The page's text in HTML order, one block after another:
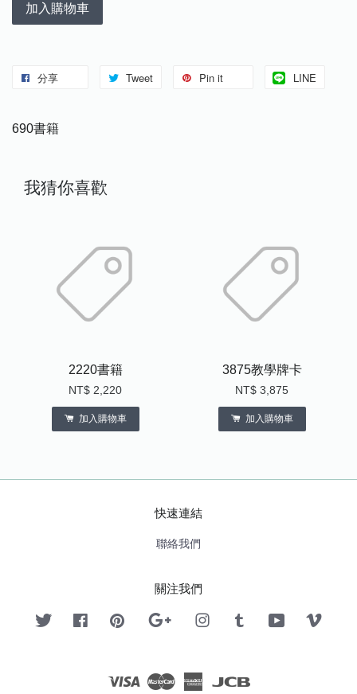
加入購物車
分享 Tweet Pin it LINE
690書籍
我猜你喜歡
2220書籍
NT$ 2,220
加入購物車
3875教學牌卡
NT$ 3,875
加入購物車
快速連結
聯絡我們
關注我們
Twitter FacebookPinterest Google InstagramTumblr YouTube
Visa Master American